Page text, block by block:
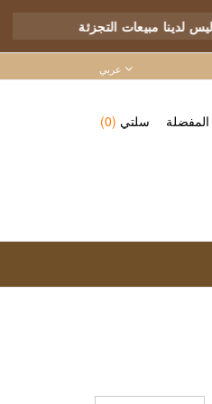
ليس لدينا مبيعات
عربي
سلتي (0)